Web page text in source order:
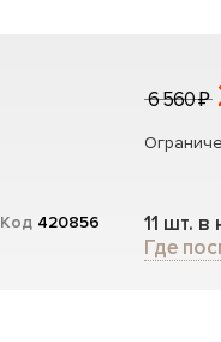
Код 420856
6 560 ₽
11 шт. в
Где